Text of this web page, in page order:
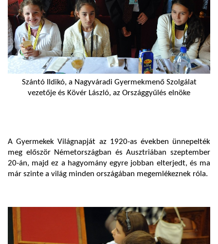
Szántó Ildikó, a Nagyváradi Gyermekmenő Szolgálat
vezetője és Kövér László, az Országgyűlés elnöke
A Gyermekek Világnapját az 1920-as években ünnepelték
meg először Németországban és Ausztriában szeptember
20-án, majd ez a hagyomány egyre jobban elterjedt, és ma
már szinte a világ minden országában megemlékeznek róla.